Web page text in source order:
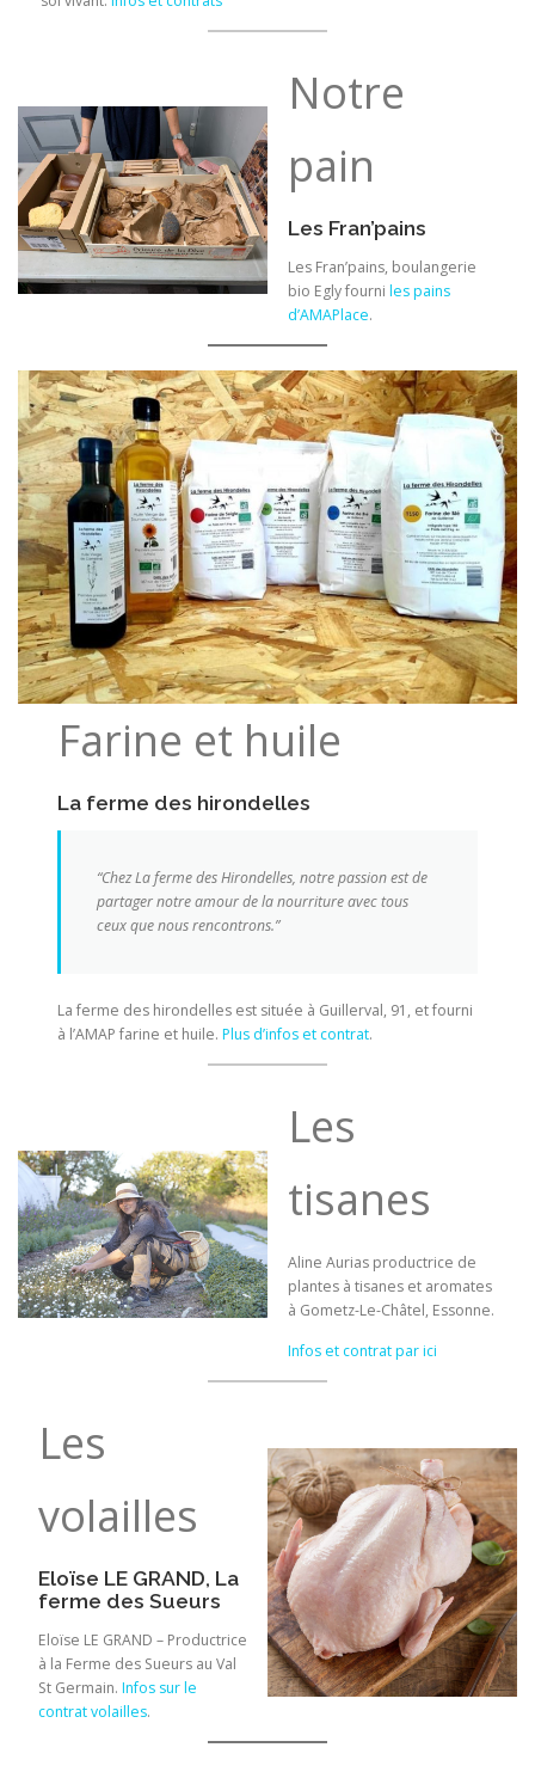
Notre
pain
Les Fran’pains
Les Fran’pains, boulangerie
bio Egly fourni les pains
d’AMAPlace.
Farine et huile
La ferme des hirondelles
“Chez La ferme des Hirondelles, notre passion est de
partager notre amour de la nourriture avec tous
ceux que nous rencontrons.”
La ferme des hirondelles est située à Guillerval, 91, et fourni
à l’AMAP farine et huile.Plus d’infos et contrat.
Les
tisanes
Aline Aurias productrice de
plantes à tisanes et aromates
à Gometz-Le-Châtel, Essonne.
Infos et contrat par ici
Les
volailles
Eloïse LE GRAND, La
ferme des Sueurs
Eloïse LE GRAND – Productrice
à la Ferme des Sueurs au Val
St Germain. Infos sur le
contrat volailles.